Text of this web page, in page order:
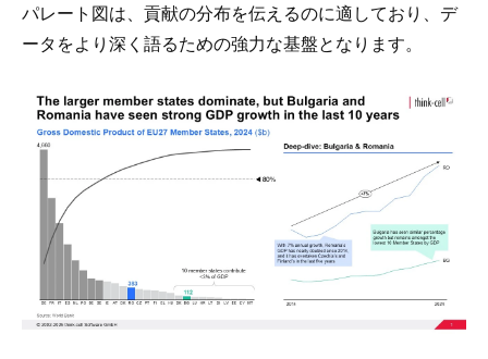
パレート図は、貢献の分布を伝えるのに適しており、デ
ータをより深く語るための強力な基盤となります。